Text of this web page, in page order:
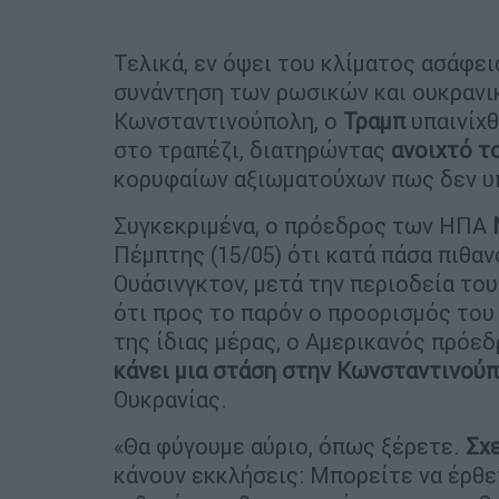
Τελικά, εν όψει του κλίματος
συνάντηση των ρωσικών και
Κωνσταντινούπολη, ο Τραμπ
στο τραπέζι, διατηρώντας ανοιχτό
κορυφαίων αξιωματούχων πως δεν
Συγκεκριμένα, ο πρόεδρος των ΗΠΑ
Πέμπτης (15/05) ότι κατά πάσα
Ουάσινγκτον, μετά την περιοδεία
ότι προς το παρόν ο προορισμός
της ίδιας μέρας, ο Αμερικανός
κάνει μια στάση στην
Ουκρανίας.
«Θα φύγουμε αύριο, όπως ξέρετε.
κάνουν εκκλήσεις: Μπορείτε να